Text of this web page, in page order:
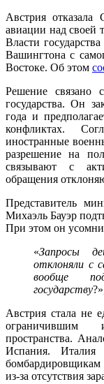
Австрия
авиации над своей
Власти
Вашингтона с
Востоке. Об этом
Решение связано
государства. Он
года и
конфликтах.
иностранные
разрешение на
связывают с
обращения
Представитель
Михаэль Бауэр
При этом он
«Запросы
отклоняли с
вообще
государству
Австрия стала не
ограничившим
пространства.
Испания. Италия
бомбардировщикам
из-за отсутствия